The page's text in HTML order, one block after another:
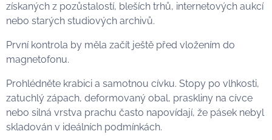
získaných z pozůstalostí, bleších trhů, internetových aukcí
nebo starých studiových archivů.
První kontrola by měla začít ještě před vložením do
magnetofonu.
Prohlédněte krabici a samotnou cívku. Stopy po vlhkosti,
zatuchlý zápach, deformovaný obal, praskliny na cívce
nebo silná vrstva prachu často napovídají, že pásek nebyl
skladován v ideálních podmínkách.